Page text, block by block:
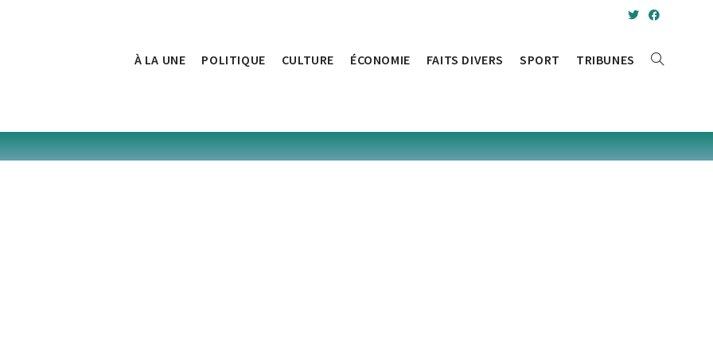
À LA UNE POLITIQUE CULTURE ÉCONOMIE FAITS DIVERS SPORT TRIBUNES TOGGLE